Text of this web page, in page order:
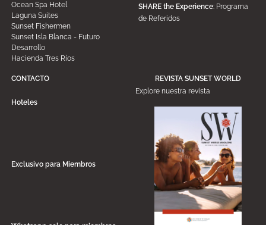
Ocean Spa Hotel
Laguna Suites
Sunset Fishermen
Sunset Isla Blanca - Futuro
Desarrollo
Hacienda Tres Ríos
SHARE the Experience: Programa
de Referidos
REVISTA SUNSET WORLD
Explore nuestra revista
CONTACTO
Hoteles
Exclusivo para Miembros